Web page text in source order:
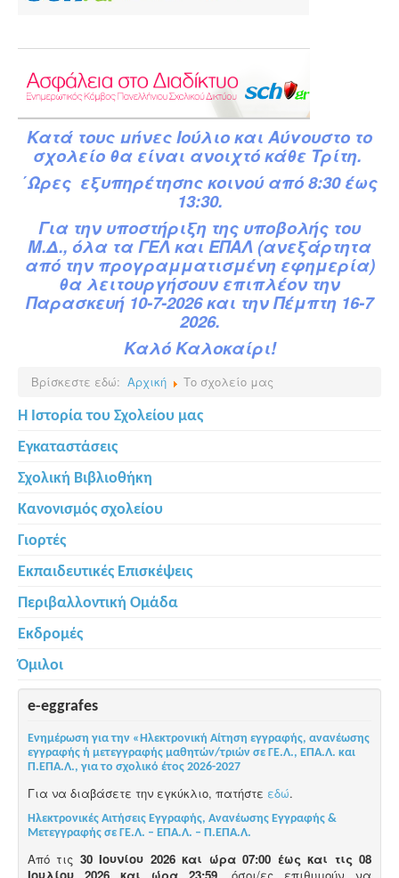
Κατά τους μήνες Ιούλιο και Αύγουστο το
σχολείο θα είναι ανοιχτό κάθε Τρίτη.
΄Ωρες εξυπηρέτησης κοινού από 8:30 έως
13:30.
Για την υποστήριξη της υποβολής του
Μ.Δ., όλα τα ΓΕΛ και ΕΠΑΛ (ανεξάρτητα
από την προγραμματισμένη εφημερία)
θα λειτουργήσουν επιπλέον την
Παρασκευή 10-7-2026 και την Πέμπτη 16-7
2026.
Καλό Καλοκαίρι!
Βρίσκεστε εδώ: Αρχική Το σχολείο μας
Η Ιστορία του Σχολείου μας
Εγκαταστάσεις
Σχολική Βιβλιοθήκη
Κανονισμός σχολείου
Γιορτές
Εκπαιδευτικές Επισκέψεις
Περιβαλλοντική Ομάδα
Εκδρομές
Όμιλοι
e-eggrafes
Ενημέρωση για την «Ηλεκτρονική Αίτηση εγγραφής, ανανέωσης
εγγραφής ή μετεγγραφής μαθητών/τριών σε ΓΕ.Λ., ΕΠΑ.Λ. και
Π.ΕΠΑ.Λ., για το σχολικό έτος 2026-2027
Για να διαβάσετε την εγκύκλιο, πατήστε εδώ.
Ηλεκτρονικές Αιτήσεις Εγγραφής, Ανανέωσης Εγγραφής &
Μετεγγραφής σε ΓΕ.Λ. – ΕΠΑ.Λ. – Π.ΕΠΑ.Λ.
Από τις 30 Ιουνίου 2026 και ώρα 07:00 έως και τις 08